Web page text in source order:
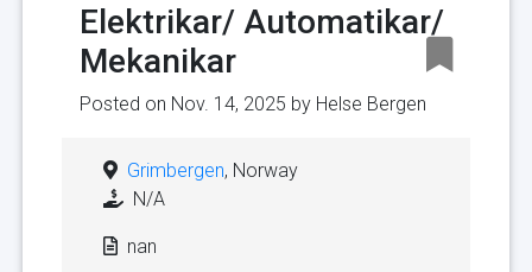
Elektrikar/ Automatikar/
Mekanikar
Posted on Nov. 14, 2025 by Helse Bergen
Grimbergen, Norway
N/A
nan